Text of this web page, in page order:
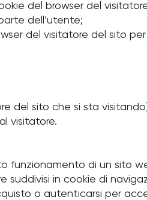
del browser del
dell’utente;
del visitatore del sito
sito che si sta
visitatore.
di un sito
suddivisi in cookie di
o autenticarsi per